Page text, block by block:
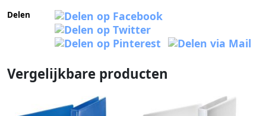
Delen
Vergelijkbare producten